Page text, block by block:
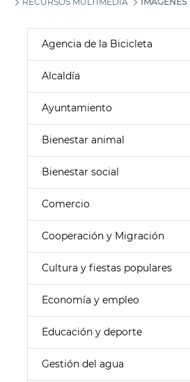
Agencia de la Bicicleta
Alcaldía
Ayuntamiento
Bienestar animal
Bienestar social
Comercio
Cooperación y Migración
Cultura y fiestas populares
Economía y empleo
Educación y deporte
Gestión del agua